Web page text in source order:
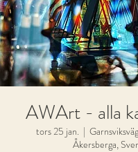
AWArt - alla
tors 25 jan.
  |
Åkersberga,